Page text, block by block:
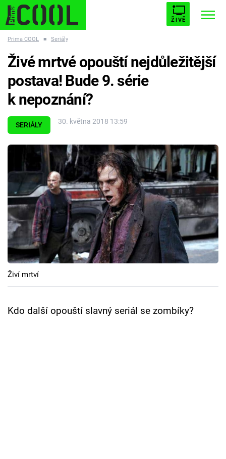
ŽIVĚ
ESCAPE PLNEJ KOTEL AVENGERS 5
Témata
Filmy
Seriály
Hry
Cool Esport
Pořady
TV Program
Sledujte prima+
Prima COOL ■ Seriály
SERIÁLY 30. května 2018 13:59
Živé mrtvé opouští nejdůležitější
postava! Bude 9. série
k nepoznání?
Živí mrtví
Kdo další opouští slavný seriál se zombíky?